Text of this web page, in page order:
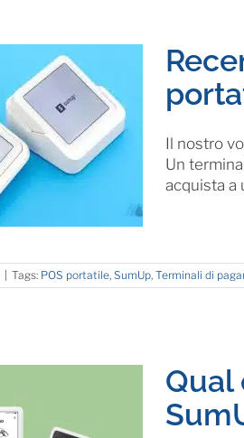
Il nostro
Un
acquista a
Tags: POS portatile, SumUp, Terminali di
Qual